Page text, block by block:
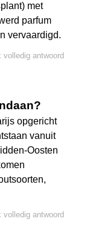
met
parfum
vervaardigd.
volledig antwoord
opgericht
vanuit
Oosten
volledig antwoord